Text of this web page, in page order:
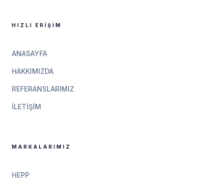
HIZLI ERIŞIM
ANASAYFA
HAKKIMIZDA
REFERANSLARIMIZ
İLETIŞIM
MARKALARIMIZ
HEPP